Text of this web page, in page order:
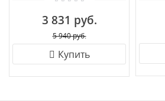
3 831 руб.
5 940 руб.
Купить